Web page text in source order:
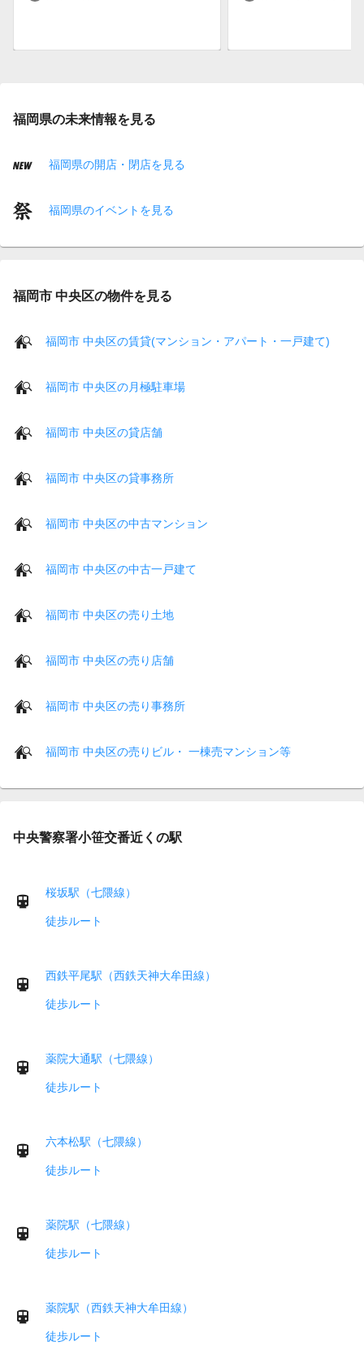
福岡県の未来情報を見る
福岡県の開店・閉店を見る
福岡県のイベントを見る
福岡市 中央区の物件を見る
福岡市 中央区の賃貸(マンション・アパート・一戸建て)
福岡市 中央区の月極駐車場
福岡市 中央区の貸店舗
福岡市 中央区の貸事務所
福岡市 中央区の中古マンション
福岡市 中央区の中古一戸建て
福岡市 中央区の売り土地
福岡市 中央区の売り店舗
福岡市 中央区の売り事務所
福岡市 中央区の売りビル・ 一棟売マンション等
中央警察署小笹交番近くの駅
桜坂駅（七隈線）
徒歩ルート
西鉄平尾駅（西鉄天神大牟田線）
徒歩ルート
薬院大通駅（七隈線）
徒歩ルート
六本松駅（七隈線）
徒歩ルート
薬院駅（七隈線）
徒歩ルート
薬院駅（西鉄天神大牟田線）
徒歩ルート